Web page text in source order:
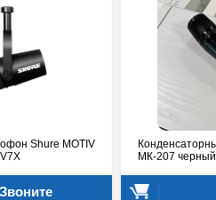
Shure MOTIV
Звоните
МК-207